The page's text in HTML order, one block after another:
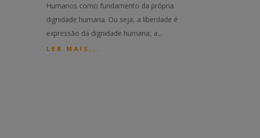
Humanos como fundamento da própria
dignidade humana. Ou seja, a liberdade é
expressão da dignidade humana, a...
LER MAIS...